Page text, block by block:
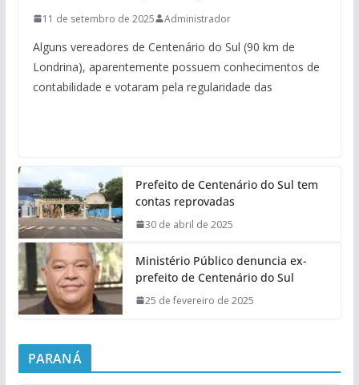
11 de setembro de 2025 Administrador
Alguns vereadores de Centenário do Sul (90 km de
Londrina), aparentemente possuem conhecimentos de
contabilidade e votaram pela regularidade das
Prefeito de Centenário do Sul tem
contas reprovadas
30 de abril de 2025
Ministério Público denuncia ex-
prefeito de Centenário do Sul
25 de fevereiro de 2025
PARANÁ